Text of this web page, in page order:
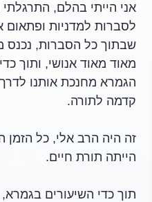
אני הייתי בהלם,
לסברות למדניות ופתאום
שבתוך כל הסברות, נכנס
מאוד מאוד אנושי, ותוך
הגמרא מחנכת אותנו
קדמה לתורה.
זה היה הרב אלי, כל הזמן
הייתה תורת חיים.
תוך כדי השיעורים